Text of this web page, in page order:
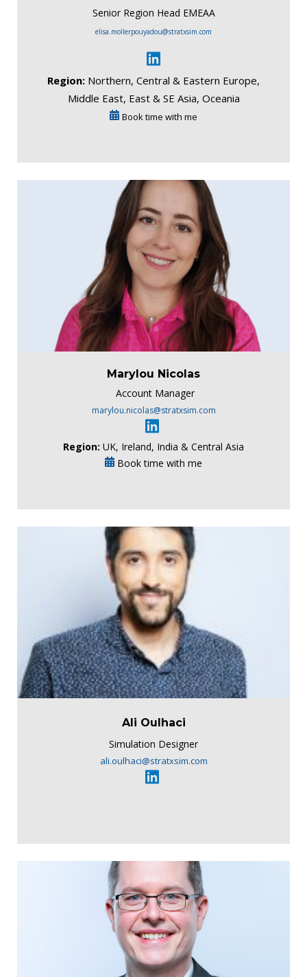
Senior Region Head EMEAA
elisa.mollerpouyadou@stratxsim.com
Region: Northern, Central & Eastern Europe,
Middle East, East & SE Asia, Oceania
Book time with me
Marylou Nicolas
Account Manager
marylou.nicolas@stratxsim.com
Region: UK, Ireland, India & Central Asia
Book time with me
Ali Oulhaci
Simulation Designer
ali.oulhaci@stratxsim.com